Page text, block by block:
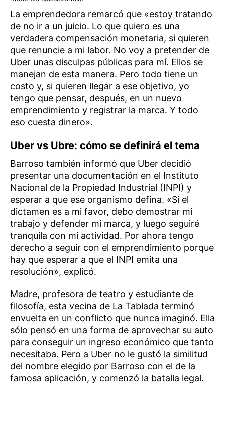
La emprendedora remarcó que «estoy tratando
de no ir a un juicio. Lo que quiero es una
verdadera compensación monetaria, si quieren
que renuncie a mi labor. No voy a pretender de
Uber unas disculpas públicas para mí. Ellos se
manejan de esta manera. Pero todo tiene un
costo y, si quieren llegar a ese objetivo, yo
tengo que pensar, después, en un nuevo
emprendimiento y registrar la marca. Y todo
eso cuesta dinero».
Uber vs Ubre: cómo se definirá el tema
Barroso también informó que Uber decidió
presentar una documentación en el Instituto
Nacional de la Propiedad Industrial (INPI) y
esperar a que ese organismo defina. «Si el
dictamen es a mi favor, debo demostrar mi
trabajo y defender mi marca, y luego seguiré
tranquila con mi actividad. Por ahora tengo
derecho a seguir con el emprendimiento porque
hay que esperar a que el INPI emita una
resolución», explicó.
Madre, profesora de teatro y estudiante de
filosofía, esta vecina de La Tablada terminó
envuelta en un conflicto que nunca imaginó. Ella
sólo pensó en una forma de aprovechar su auto
para conseguir un ingreso económico que tanto
necesitaba. Pero a Uber no le gustó la similitud
del nombre elegido por Barroso con el de la
famosa aplicación, y comenzó la batalla legal.